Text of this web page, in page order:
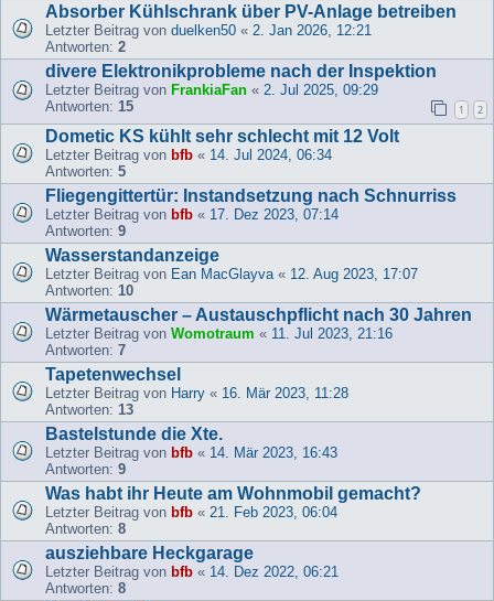
Absorber Kühlschrank über PV-Anlage betreiben
Letzter Beitrag von duelken50 « 2. Jan 2026, 12:21
Antworten: 2
divere Elektronikprobleme nach der Inspektion
Letzter Beitrag von FrankiaFan « 2. Jul 2025, 09:29
Antworten: 15 1 2
Dometic KS kühlt sehr schlecht mit 12 Volt
Letzter Beitrag von bfb « 14. Jul 2024, 06:34
Antworten: 5
Fliegengittertür: Instandsetzung nach Schnurriss
Letzter Beitrag von bfb « 17. Dez 2023, 07:14
Antworten: 9
Wasserstandanzeige
Letzter Beitrag von Ean MacGlayva « 12. Aug 2023, 17:07
Antworten: 10
Wärmetauscher – Austauschpflicht nach 30 Jahren
Letzter Beitrag von Womotraum « 11. Jul 2023, 21:16
Antworten: 7
Tapetenwechsel
Letzter Beitrag von Harry « 16. Mär 2023, 11:28
Antworten: 13
Bastelstunde die Xte.
Letzter Beitrag von bfb « 14. Mär 2023, 16:43
Antworten: 9
Was habt ihr Heute am Wohnmobil gemacht?
Letzter Beitrag von bfb « 21. Feb 2023, 06:04
Antworten: 8
ausziehbare Heckgarage
Letzter Beitrag von bfb « 14. Dez 2022, 06:21
Antworten: 8